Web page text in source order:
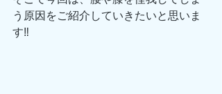
う原因をご紹介していきたいと思いま
す‼️